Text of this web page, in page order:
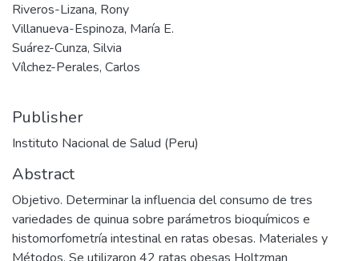
Riveros-Lizana, Rony
Villanueva-Espinoza, María E.
Suárez-Cunza, Silvia
Vílchez-Perales, Carlos
Publisher
Instituto Nacional de Salud (Peru)
Abstract
Objetivo. Determinar la influencia del consumo de tres
variedades de quinua sobre parámetros bioquímicos e
histomorfometría intestinal en ratas obesas. Materiales y
Métodos. Se utilizaron 42 ratas obesas Holtzman